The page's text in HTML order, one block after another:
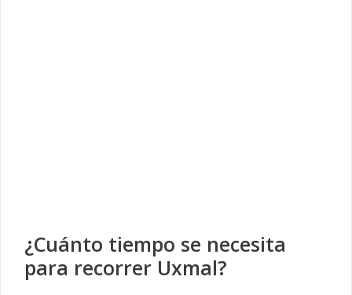
¿Cuánto tiempo se necesita
para recorrer Uxmal?